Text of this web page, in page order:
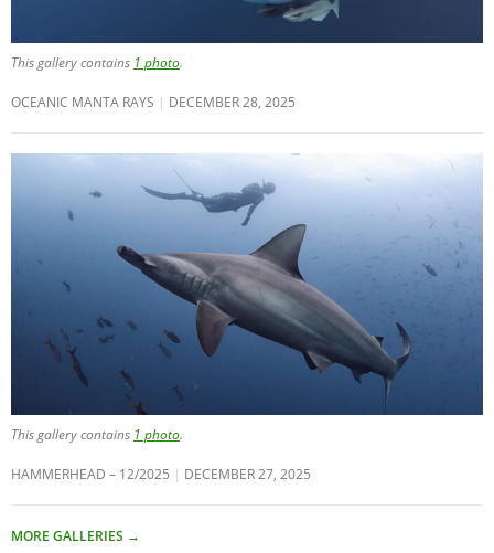
This gallery contains 1 photo.
OCEANIC MANTA RAYS DECEMBER 28, 2025
This gallery contains 1 photo.
HAMMERHEAD – 12/2025 DECEMBER 27, 2025
MORE GALLERIES →